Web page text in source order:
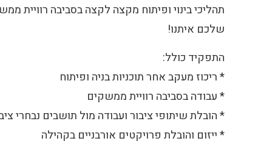
תהליכי בינוי ופיתוח מקצה לקצה בסביבה רוויית
שלכם איתנו!
התפקיד כולל:
* ריכוז מעקב אחר תוכניות בניה ופיתוח
* עבודה בסביבה רוויית ממשקים
* הובלת שיתופי ציבור ועבודה מול תושבים נבחרי
* ייזום והובלת פרויקטים אורבניים בקהילה